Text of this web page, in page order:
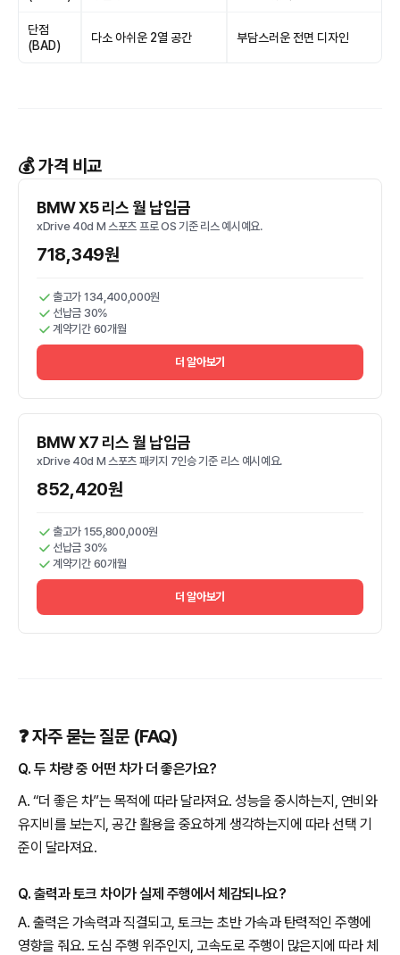
단점
(BAD)
다소 아쉬운 2열 공간 부담스러운 전면 디자인
💰 가격 비교
BMW X5 리스 월 납입금
xDrive 40d M 스포츠 프로 OS 기준 리스 예시예요.
718,349원
출고가 134,400,000원
선납금 30%
계약기간 60개월
더 알아보기
BMW X7 리스 월 납입금
xDrive 40d M 스포츠 패키지 7인승 기준 리스 예시예요.
852,420원
출고가 155,800,000원
선납금 30%
계약기간 60개월
더 알아보기
❓ 자주 묻는 질문 (FAQ)
Q. 두 차량 중 어떤 차가 더 좋은가요?
A. “더 좋은 차”는 목적에 따라 달라져요. 성능을 중시하는지, 연비와
유지비를 보는지, 공간 활용을 중요하게 생각하는지에 따라 선택 기
준이 달라져요.
Q. 출력과 토크 차이가 실제 주행에서 체감되나요?
A. 출력은 가속력과 직결되고, 토크는 초반 가속과 탄력적인 주행에
영향을 줘요. 도심 주행 위주인지, 고속도로 주행이 많은지에 따라 체